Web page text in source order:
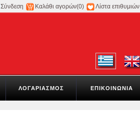
Σύνδεση Καλάθι αγορών(0) Λίστα επιθυμιών
ΛΟΓΑΡΙΑΣΜΟΣ ΕΠΙΚΟΙΝΩΝΙΑ